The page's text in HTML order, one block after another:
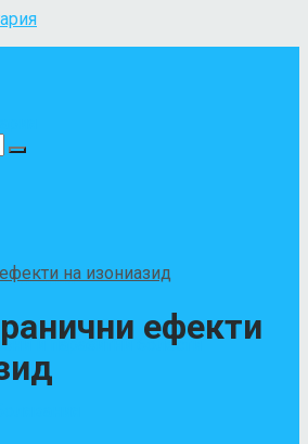
и паразитни болести
на изониазид
ефекти